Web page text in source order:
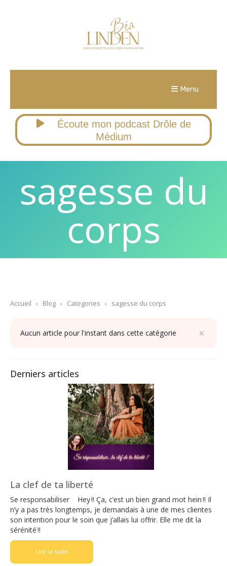
Menu
Écoute mon podcast Drôle de
Médium
sagesse du
corps
Accueil › Blog › Categories › sagesse du corps
×
Aucun article pour l'instant dans cette catégorie
Derniers articles
La clef de ta liberté
Se responsabiliser Hey !! Ça, c’est un bien grand mot hein !! Il
n’y a pas très longtemps, je demandais à une de mes clientes
son intention pour le soin que j’allais lui offrir. Elle me dit la
sérénité !!
Lire la suite